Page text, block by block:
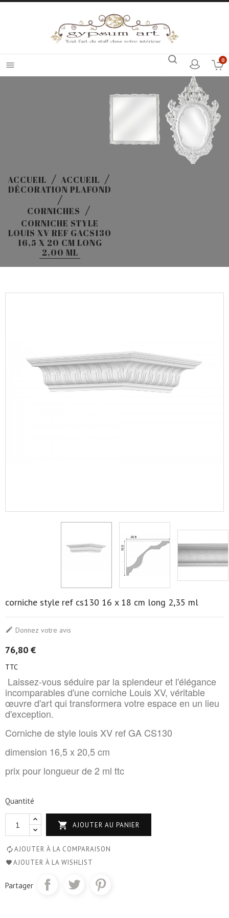
 0
ACCUEIL
ACCUEIL
DÉCORATION PLAFOND
CORNICHES
CORNICHE STYLE
LOUIS XV REF GACS130
16,5 X 20 CM LONG
2,00 ML
corniche style ref cs130 16 x 18 cm long 2,35 ml
 Donnez votre avis
76,80 €
TTC
Laissez-vous séduire par la splendeur et l'élégance
incomparables d'une corniche Louis XV, véritable
œuvre d'art qui transformera votre espace en un lieu
d'exception.
Corniche de style louis XV ref GA CS130
dimension 16,5 x 20,5 cm
prix pour longueur de 2 ml ttc
Quantité
 AJOUTER AU PANIER
AJOUTER À LA COMPARAISON
AJOUTER À LA WISHLIST
Partager